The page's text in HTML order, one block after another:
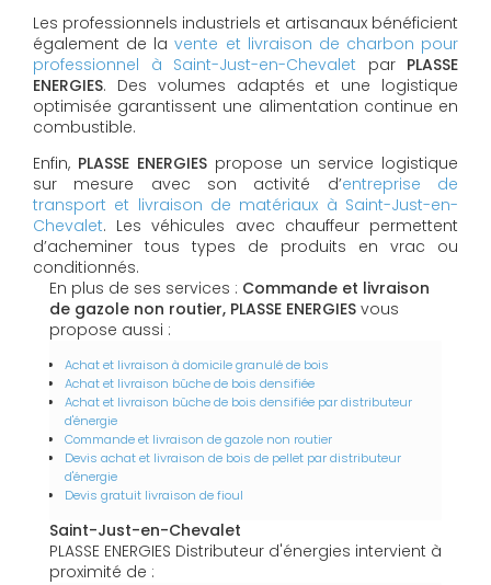
Les professionnels industriels et artisanaux bénéficient
également de lavente et livraison de charbon pour
professionnel à Saint-Just-en-Chevalet par PLASSE
ENERGIES. Des volumes adaptés et une logistique
optimisée garantissent une alimentation continue en
combustible.
Enfin, PLASSE ENERGIES propose un service logistique
sur mesure avec son activité d’entreprise de
transport et livraison de matériaux à Saint-Just-en-
Chevalet. Les véhicules avec chauffeur permettent
d’acheminer tous types de produits en vrac ou
conditionnés.
En plus de ses services : Commande et livraison
de gazole non routier, PLASSE ENERGIES vous
propose aussi :
Achat et livraison à domicile granulé de bois
Achat et livraison bûche de bois densifiée
Achat et livraison bûche de bois densifiée par distributeur
d'énergie
Commande et livraison de gazole non routier
Devis achat et livraison de bois de pellet par distributeur
d'énergie
Devis gratuit livraison de fioul
Saint-Just-en-Chevalet
PLASSE ENERGIES Distributeur d'énergies intervient à
proximité de :